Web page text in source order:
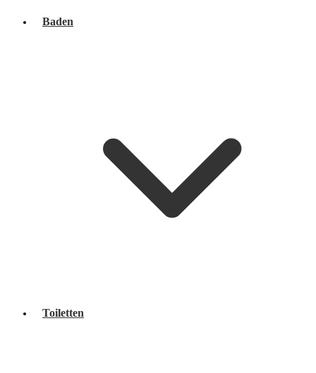
Baden
Toiletten